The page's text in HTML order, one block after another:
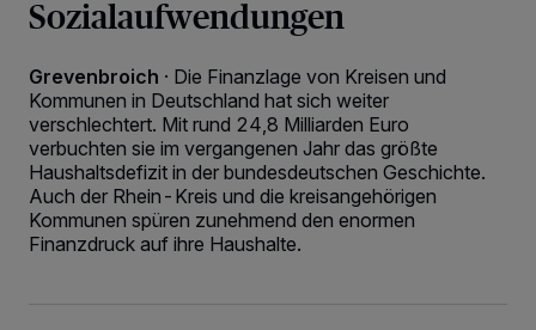
Sozialaufwendungen
Grevenbroich · Die Finanzlage von Kreisen und
Kommunen in Deutschland hat sich weiter
verschlechtert. Mit rund 24,8 Milliarden Euro
verbuchten sie im vergangenen Jahr das größte
Haushaltsdefizit in der bundesdeutschen Geschichte.
Auch der Rhein-Kreis und die kreisangehörigen
Kommunen spüren zunehmend den enormen
Finanzdruck auf ihre Haushalte.